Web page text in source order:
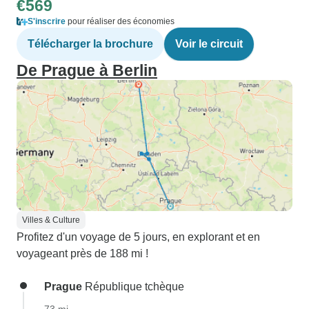
€569
S'inscrire pour réaliser des économies
Télécharger la brochure Voir le circuit
De Prague à Berlin
Villes & Culture
Profitez d'un voyage de 5 jours, en explorant et en
voyageant près de 188 mi !
Prague République tchèque